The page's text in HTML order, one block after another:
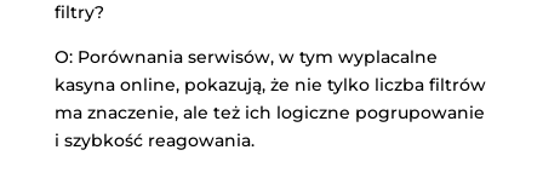
filtry?
O: Porównania serwisów, w tym wyplacalne
kasyna online, pokazują, że nie tylko liczba filtrów
ma znaczenie, ale też ich logiczne pogrupowanie
i szybkość reagowania.